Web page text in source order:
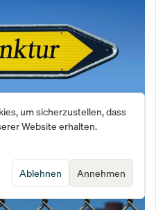
Iran-Schock: Der
totalen Stillstand
um sicherzustellen, dass
Website erhalten.
Annehmen
Ablehnen